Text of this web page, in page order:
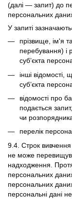
(далі — запит) до
персональних
У запиті
прізвище, ім'я
перебування) і
суб’єкта
інші відомості,
суб’єкта
відомості про
подається
чи
перелік
9.4. Строк
не може
надходження.
персональних
персональних
персональні дані